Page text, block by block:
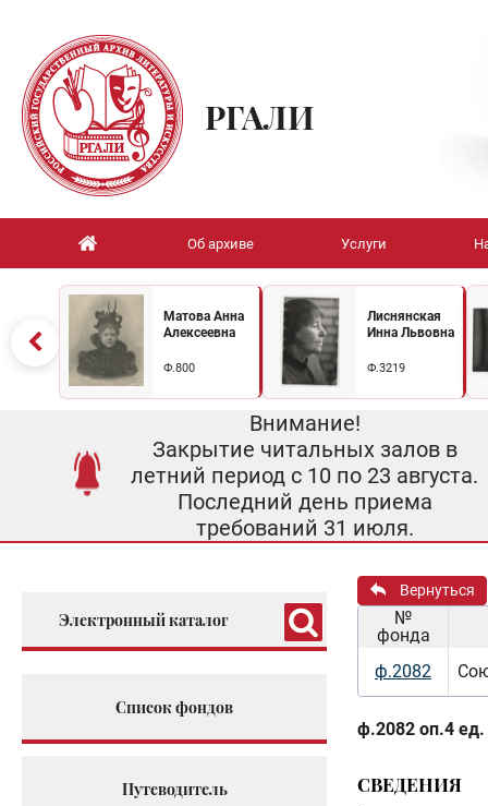
РГАЛИ
Об архиве Услуги
Матова Анна
Алексеевна
Ф.800
Лиснянская
Инна Львовна
Ф.3219
Внимание!
Закрытие читальных залов в
летний период с 10 по 23 августа.
Последний день приема
требований 31 июля.
Электронный каталог
Список фондов
Путеводитель
Вернуться
№
фонда
ф.2082
ф.2082 оп.4 ед.
СВЕДЕНИЯ